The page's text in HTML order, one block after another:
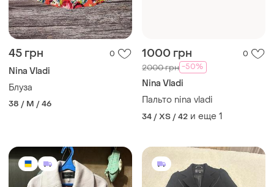
45 грн 0
Nina Vladi
Блуза
38 / M / 46
1000 грн 0
2000 грн -50%
Nina Vladi
Пальто nina vladi
34 / XS / 42 и еще 1